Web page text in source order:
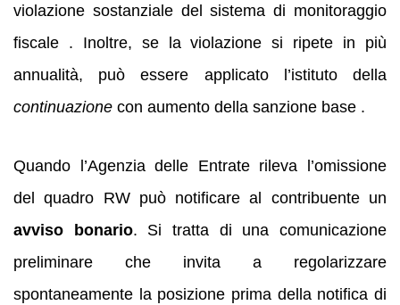
violazione sostanziale del sistema di monitoraggio
fiscale . Inoltre, se la violazione si ripete in più
annualità, può essere applicato l’istituto della
continuazione con aumento della sanzione base .
Quando l’Agenzia delle Entrate rileva l’omissione
del quadro RW può notificare al contribuente un
avviso bonario. Si tratta di una comunicazione
preliminare che invita a regolarizzare
spontaneamente la posizione prima della notifica di